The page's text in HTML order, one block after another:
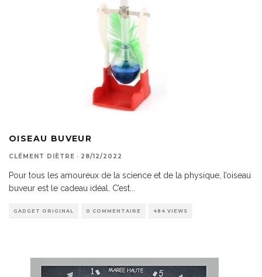
OISEAU BUVEUR
CLÉMENT DIÈTRE · 28/12/2022
Pour tous les amoureux de la science et de la physique, l’oiseau
buveur est le cadeau idéal. C’est
GADGET ORIGINAL 0 COMMENTAIRE 484 VIEWS